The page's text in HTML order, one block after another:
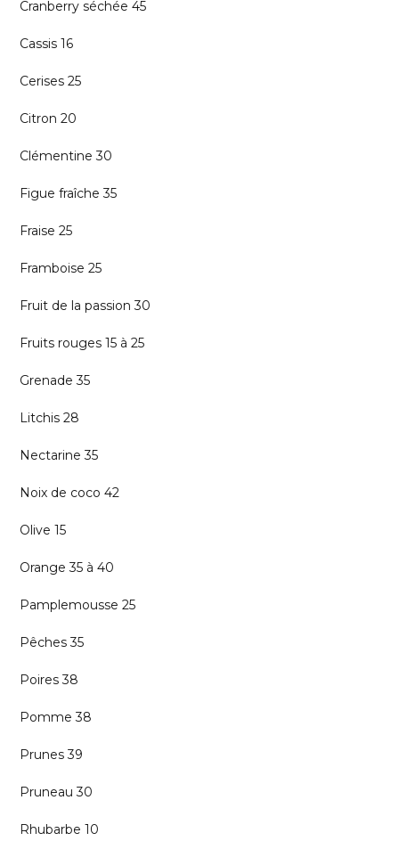
Cranberry séchée 45
Cassis 16
Cerises 25
Citron 20
Clémentine 30
Figue fraîche 35
Fraise 25
Framboise 25
Fruit de la passion 30
Fruits rouges 15 à 25
Grenade 35
Litchis 28
Nectarine 35
Noix de coco 42
Olive 15
Orange 35 à 40
Pamplemousse 25
Pêches 35
Poires 38
Pomme 38
Prunes 39
Pruneau 30
Rhubarbe 10